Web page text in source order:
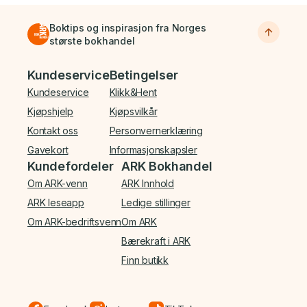
Boktips og inspirasjon fra Norges
største bokhandel
Bunnmeny
Kundeservice
Kundeservice
Kjøpshjelp
Kontakt oss
Gavekort
Betingelser
Klikk&Hent
Kjøpsvilkår
Personvernerklæring
Informasjonskapsler
Kundefordeler
Om ARK-venn
ARK leseapp
Om ARK-bedriftsvenn
ARK Bokhandel
ARK Innhold
Ledige stillinger
Om ARK
Bærekraft i ARK
Finn butikk